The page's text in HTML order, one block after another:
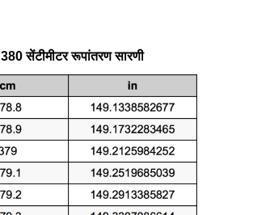
380 सेंटीमीटर रूपांतरण सारणी